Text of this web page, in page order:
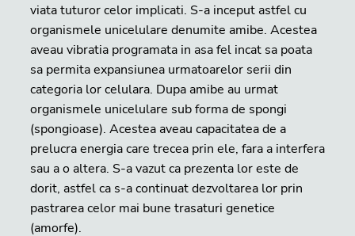
viata tuturor celor implicati. S-a inceput astfel cu
organismele unicelulare denumite amibe. Acestea
aveau vibratia programata in asa fel incat sa poata
sa permita expansiunea urmatoarelor serii din
categoria lor celulara. Dupa amibe au urmat
organismele unicelulare sub forma de spongi
(spongioase). Acestea aveau capacitatea de a
prelucra energia care trecea prin ele, fara a interfera
sau a o altera. S-a vazut ca prezenta lor este de
dorit, astfel ca s-a continuat dezvoltarea lor prin
pastrarea celor mai bune trasaturi genetice
(amorfe).